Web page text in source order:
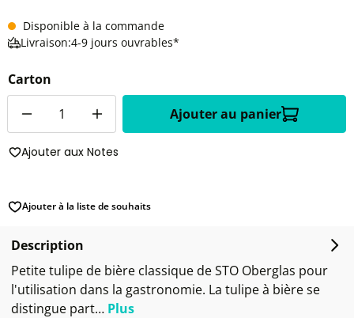
Disponible à la commande
Livraison:4-9 jours ouvrables*
Carton
Ajouter au panier
Ajouter aux Notes
Ajouter à la liste de souhaits
Description
Petite tulipe de bière classique de STO Oberglas pour
l'utilisation dans la gastronomie. La tulipe à bière se
distingue part… Plus